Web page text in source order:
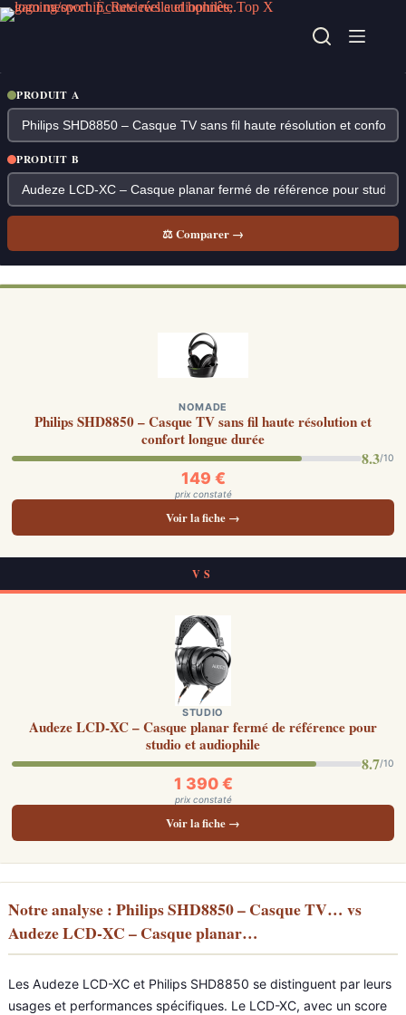
Passer
au
PRODUIT A
PRODUIT B
⚖ Comparer →
NOMADE
Philips SHD8850 – Casque TV sans fil haute résolution et
confort longue durée
8.3/10
149 €
prix constaté
Voir la fiche →
VS
STUDIO
Audeze LCD-XC – Casque planar fermé de référence pour
studio et audiophile
8.7/10
1 390 €
prix constaté
Voir la fiche →
Notre analyse : Philips SHD8850 – Casque TV… vs
Audeze LCD-XC – Casque planar…
Les Audeze LCD-XC et Philips SHD8850 se distinguent par leurs
usages et performances spécifiques. Le LCD-XC, avec un score